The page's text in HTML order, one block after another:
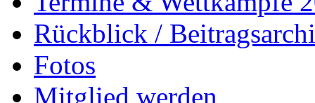
Rückblick /
Fotos
Mitglied werden